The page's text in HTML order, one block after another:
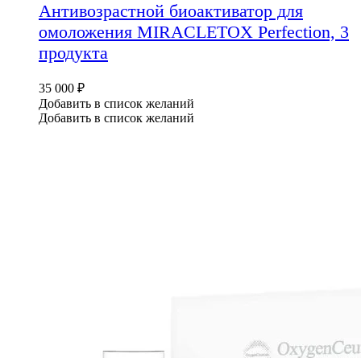
Антивозрастной биоактиватор для
омоложения MIRACLETOX Perfection, 3
продукта
35 000 ₽
Добавить в список желаний
Добавить в список желаний